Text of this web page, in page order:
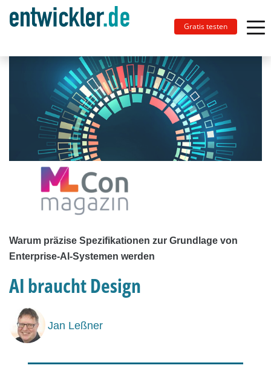
Gratis testen
Warum präzise Spezifikationen zur Grundlage von
Enterprise-AI-Systemen werden
AI braucht Design
Jan Leßner